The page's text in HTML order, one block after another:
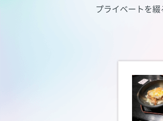
プライベートを